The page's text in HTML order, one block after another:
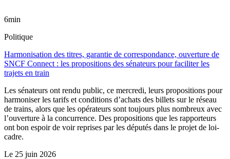
6min
Politique
Harmonisation des titres, garantie de correspondance, ouverture de
SNCF Connect : les propositions des sénateurs pour faciliter les
trajets en train
Les sénateurs ont rendu public, ce mercredi, leurs propositions pour
harmoniser les tarifs et conditions d’achats des billets sur le réseau
de trains, alors que les opérateurs sont toujours plus nombreux avec
l’ouverture à la concurrence. Des propositions que les rapporteurs
ont bon espoir de voir reprises par les députés dans le projet de loi-
cadre.
Le 25 juin 2026